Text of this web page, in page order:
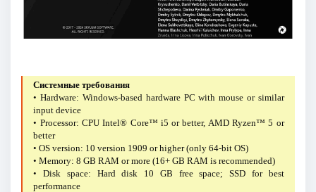
Системные требования
• Hardware: Windows-based hardware PC with mouse or similar
input device
• Processor: CPU Intel® Core™ i5 or better, AMD Ryzen™ 5 or
better
• OS version: 10 version 1909 or higher (only 64-bit OS)
• Memory: 8 GB RAM or more (16+ GB RAM is recommended)
• Disk space: Hard disk 10 GB free space; SSD for best
performance